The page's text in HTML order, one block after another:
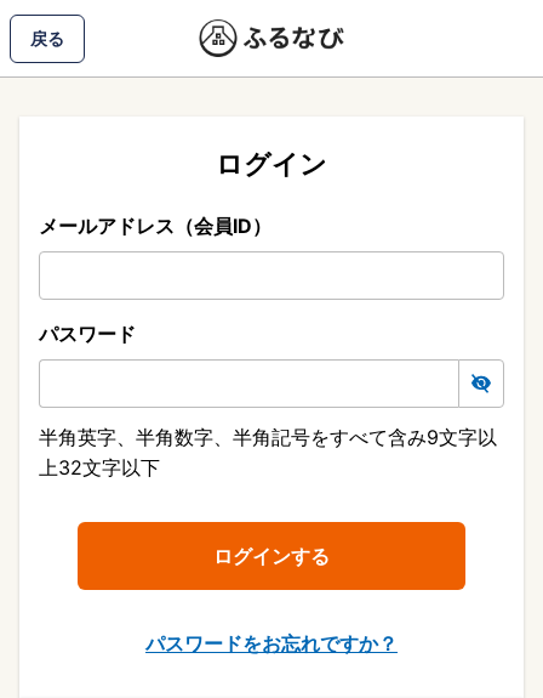
戻る
ログイン
メールアドレス（会員ID）
パスワード
半角英字、半角数字、半角記号をすべて含み9文字以
上32文字以下
パスワードをお忘れですか？